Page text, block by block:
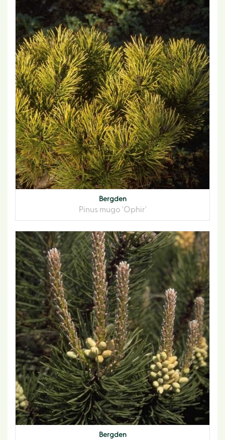
Bergden
Pinus mugo 'Ophir'
Bergden